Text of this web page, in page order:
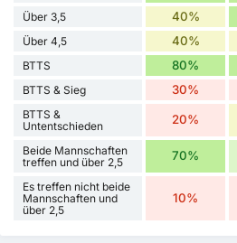
Über 3,5 40%
Über 4,5 40%
BTTS 80%
BTTS & Sieg 30%
BTTS &
Untentschieden
20%
Beide Mannschaften
treffen und über 2,5
70%
Es treffen nicht beide
Mannschaften und
über 2,5
10%